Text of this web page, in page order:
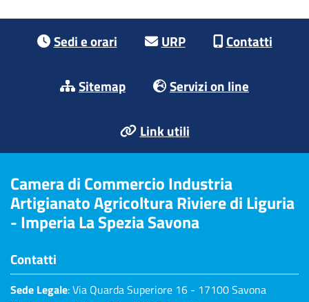
Sedi e orari URP Contatti
Sitemap Servizi on line
Link utili
Camera di Commercio Industria
Artigianato Agricoltura Riviere di Liguria
- Imperia La Spezia Savona
Contatti
Sede Legale: Via Quarda Superiore 16 - 17100 Savona